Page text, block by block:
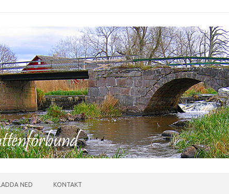
NED KONTAKT